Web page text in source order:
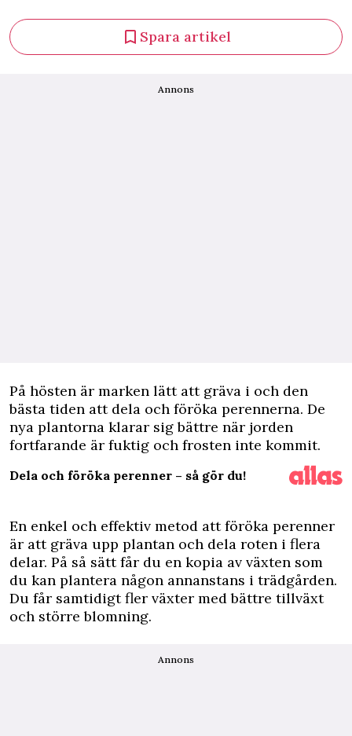
Spara artikel
Annons
På hösten är marken lätt att gräva i och den
bästa tiden att dela och föröka perennerna. De
nya plantorna klarar sig bättre när jorden
fortfarande är fuktig och frosten inte kommit.
Dela och föröka perenner – så gör du!
En enkel och effektiv metod att föröka perenner
är att gräva upp plantan och dela roten i flera
delar. På så sätt får du en kopia av växten som
du kan plantera någon annanstans i trädgården.
Du får samtidigt fler växter med bättre tillväxt
och större blomning.
Annons